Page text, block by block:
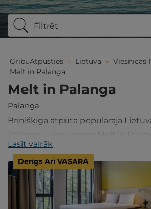
Filtrēt
GribuAtpusties » Lietuva » Viesnīcas
Melt in Palanga
Melt in Palanga
Palanga
Brīnišķīga atpūta populārajā
Palangā – viesu nams Melt in
mūsdienīgu interjeru, visas ērtības
komfortu!
Lasīt vairāk
Derīgs Arī VASARĀ